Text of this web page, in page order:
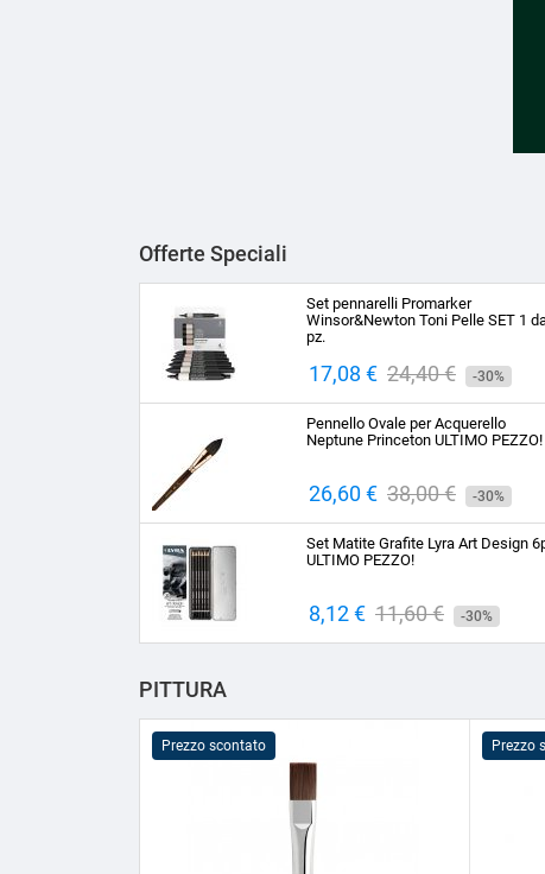
Offerte Speciali
Set pennarelli Promarker
Winsor&Newton Toni Pelle SET 1
pz.
Prezzo
17,08 € Prezzo
base
24,40 € -30%
Pennello Ovale per Acquerello
Neptune Princeton ULTIMO PEZZO!
Prezzo
26,60 € Prezzo
base
38,00 € -30%
Set Matite Grafite Lyra Art Design
ULTIMO PEZZO!
Prezzo
8,12 € Prezzo
base
11,60 € -30%
PITTURA
Prezzo scontato Prezzo